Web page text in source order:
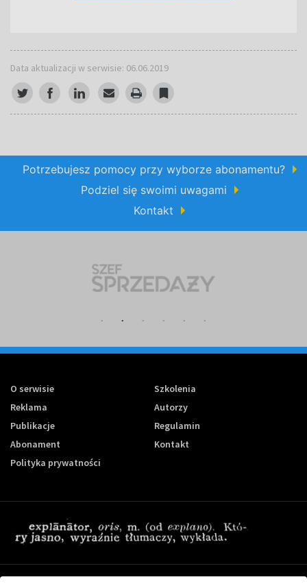
Data aktualizacji w serwisie: 06.06.2019
Potrzebujesz pomocy przy wyborze abonamentu?
Podziel się swoimi uwagami
Kontakt
O serwisie
Szkolenia
Reklama
Autorzy
Publikacje
Regulamin
Abonament
Kontakt
Polityka prywatności